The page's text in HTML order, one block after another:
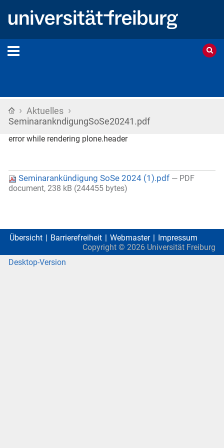
Startseite
› Aktuelles ›
SeminarankndigungSoSe20241.pdf
error while rendering plone.header
Seminarankündigung SoSe 2024 (1).pdf — PDF
document, 238 kB (244455 bytes)
Übersicht Barrierefreiheit Webmaster
Impressum
Copyright © 2026 Universität Freiburg
Desktop-Version